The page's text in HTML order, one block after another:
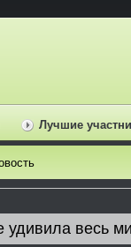
Лучшие